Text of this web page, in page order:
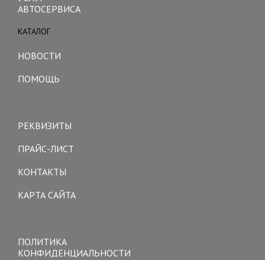
АВТОСЕРВИСА
КАТАЛОГ
НОВОСТИ
ПОМОЩЬ
РЕКВИЗИТЫ
ПРАЙС-ЛИСТ
КОНТАКТЫ
КАРТА САЙТА
ПОЛИТИКА
КОНФИДЕНЦИАЛЬНОСТИ